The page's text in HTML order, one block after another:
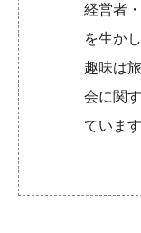
経営者
を生か
趣味は
会に関
ています